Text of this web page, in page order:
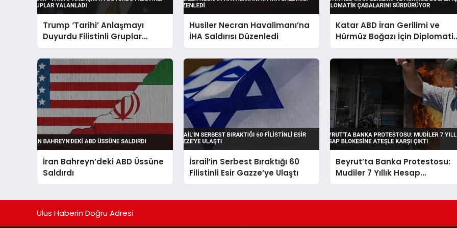
Trump ‘Tarihi’ Anlaşmayı
Duyurdu Filistinli Gruplar
Yalanladı
Husiler Necran Havalimanı’na
İHA Saldırısı Düzenledi
Katar ABD İran Gerilimi ve
Hürmüz Boğazı İçin
Çabalarını Sürdürüyor
İran Bahreyn’deki ABD Üssüne
Saldırdı
İsrail’in Serbest Bıraktığı 60
Filistinli Esir Gazze’ye Ulaştı
Beyrut’ta Banka Protestosu:
Mudiler 7 Yıllık Hesap
Blokesine Ateşle Karşı Çıktı
Ulus Haberin Doğru Adresi